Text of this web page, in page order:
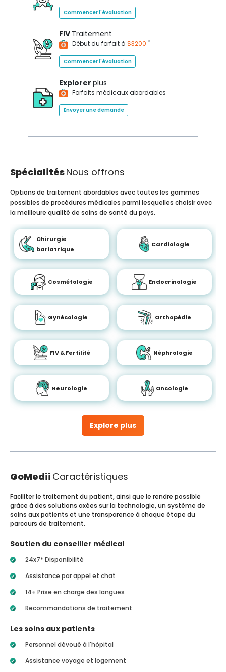
Commencer l'évaluation
FIV Traitement
Début du forfait à $3200 *
Commencer l'évaluation
Explorer plus
Forfaits médicaux abordables
Envoyer une demande
SpécialitésNous offrons
Explore plus
Options de traitement abordables avec toutes les gammes
possibles de procédures médicales parmi lesquelles choisir avec
la meilleure qualité de soins de santé du pays.
Chirurgie
bariatrique
Cardiologie
Cosmétologie Endocrinologie
Gynécologie Orthopédie
FIV & Fertilité Néphrologie
Neurologie Oncologie
GoMedii Caractéristiques
Faciliter le traitement du patient, ainsi que le rendre possible
grâce à des solutions axées sur la technologie, un système de
soins aux patients et une transparence à chaque étape du
parcours de traitement.
Soutien du conseiller médical
24x7* Disponibilité
Assistance par appel et chat
14+ Prise en charge des langues
Recommandations de traitement
Les soins aux patients
Personnel dévoué à l'hôpital
Assistance voyage et logement